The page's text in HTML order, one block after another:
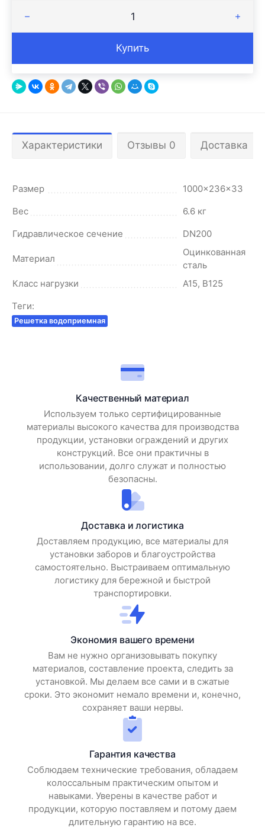
Купить
Характеристики Отзывы 0 Доставка
Размер
1000x236x33
Вес
6.6 кг
Гидравлическое сечение
DN200
Материал
Оцинкованная
сталь
Класс нагрузки
A15, B125
Теги:
Решетка водоприемная
Качественный материал
Используем только сертифицированные
материалы высокого качества для производства
продукции, установки ограждений и других
конструкций. Все они практичны в
использовании, долго служат и полностью
безопасны.
Доставка и логистика
Доставляем продукцию, все материалы для
установки заборов и благоустройства
самостоятельно. Выстраиваем оптимальную
логистику для бережной и быстрой
транспортировки.
Экономия вашего времени
Вам не нужно организовывать покупку
материалов, составление проекта, следить за
установкой. Мы делаем все сами и в сжатые
сроки. Это экономит немало времени и, конечно,
сохраняет ваши нервы.
Гарантия качества
Соблюдаем технические требования, обладаем
колоссальным практическим опытом и
навыками. Уверены в качестве работ и
продукции, которую поставляем и потому даем
длительную гарантию на все.